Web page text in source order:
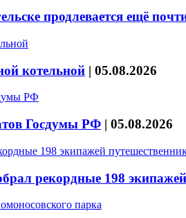
продлевается ещё
котельной | 05.08.2026
Госдумы РФ | 05.08.2026
рекордные 198